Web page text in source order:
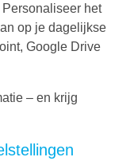
het
op je dagelijkse
Google Drive
– en krijg